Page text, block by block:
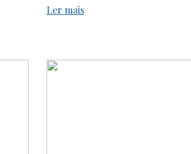
Ler mais